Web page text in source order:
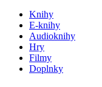
Knihy
E-knihy
Audioknihy
Hry
Filmy
Doplnky